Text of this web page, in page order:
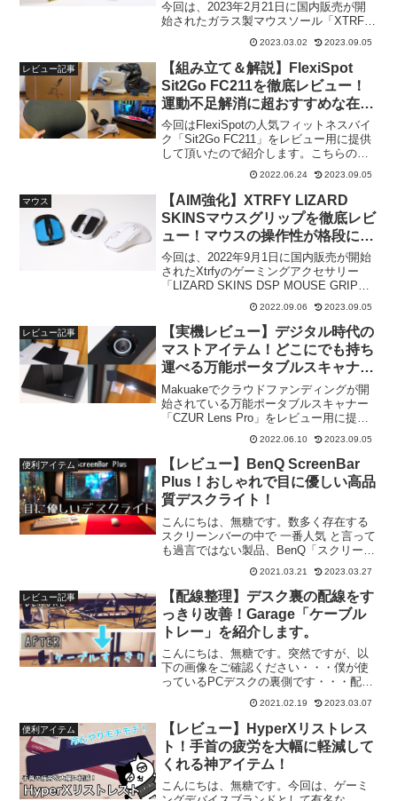
今回は、2023年2月21日に国内販売が開
始されたガラス製マウスソール「XTRFY
GLASS SKATES」をレビュー用に提供し
て頂いたので紹介します！こちらの記事
では「開封 ～ 貼り付けの...
2023.03.02 2023.09.05
レビュー記事
【組み立て＆解説】FlexiSpot
Sit2Go FC211を徹底レビュー！
運動不足解消に超おすすめな在宅
フィットネスバイク！！【PR】
今回はFlexiSpotの人気フィットネスバイ
ク「Sit2Go FC211」をレビュー用に提供
して頂いたので紹介します。こちらの記
事では「開封～組み立ての様子」「実際
の使用感」「メリット・デメリット」な
ど、購入の参考になりそうな情報をお伝
え...
2022.06.24 2023.09.05
マウス
【AIM強化】XTRFY LIZARD
SKINSマウスグリップを徹底レビ
ュー！マウスの操作性が格段に向
上する便利アイテム！【PR】
今回は、2022年9月1日に国内販売が開始
されたXtrfyのゲーミングアクセサリー
「LIZARD SKINS DSP MOUSE GRIP」
します。こちらの記事では「製品概要」
「貼り付け後のデザイン」「ゲ...
2022.09.06 2023.09.05
レビュー記事
【実機レビュー】デジタル時代の
マストアイテム！どこにでも持ち
運べる万能ポータブルスキャナー
「CZUR Lens Pro」が最高すぎ
る！【PR】
Makuakeでクラウドファンディングが開
始されている万能ポータブルスキャナー
「CZUR Lens Pro」をレビュー用に提供
事では「製品の特長とデザイン紹介」
「実際に使ってみた感想」「メリット・
デメリッ...
2022.06.10 2023.09.05
便利アイテム
【レビュー】BenQ ScreenBar
Plus！おしゃれで目に優しい高品
質デスクライト！
こんにちは、無糖です。数多く存在する
スクリーンバーの中で 一番人気 と言って
も過言ではない製品、BenQ「スクリーン
記事では「製品の質感チェック」「組み
立て・設置方法」「実際の使用感」な
ど、購入の参考にな...
2021.03.21 2023.03.27
レビュー記事
【配線整理】デスク裏の配線をす
っきり改善！Garage「ケーブル
トレー」を紹介します。
こんにちは、無糖です。突然ですが、以
下の画像をご確認ください・・・僕が使
っているPCデスクの裏側です・・・配線
が超汚い＼(＾o＾)／デスク下なので見栄
えはそこまで気にならないのですが、掃
除機をかける時が凄く大変です。放置し
ていると埃が溜まっ...
2021.02.19 2023.03.07
便利アイテム
【レビュー】HyperXリストレス
ト！手首の疲労を大幅に軽減して
くれる神アイテム！
こんにちは、無糖です。今回は、ゲーミ